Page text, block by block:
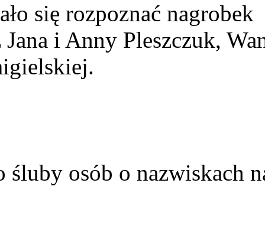
się rozpoznać nagrobek
i Anny Pleszczuk,
śluby osób o nazwiskach